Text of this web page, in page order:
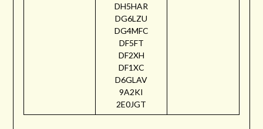
DH5HAR
DG6LZU
DG4MFC
DF5FT
DF2XH
DF1XC
D6GLAV
9A2KI
2E0JGT